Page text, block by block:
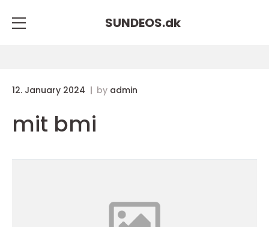
SUNDEOS.dk
12. January 2024 by admin
mit bmi